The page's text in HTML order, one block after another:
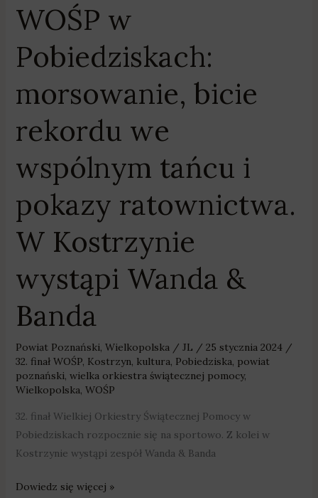
WOŚP w
Pobiedziskach:
morsowanie, bicie
rekordu we
wspólnym tańcu i
pokazy ratownictwa.
W Kostrzynie
wystąpi Wanda &
Banda
Powiat Poznański Wielkopolska / JL / 25 stycznia 2024 /
32. finał WOŚP, Kostrzyn kultura Pobiedziska powiat
poznański wielka orkiestra świątecznej pomocy,
Wielkopolska WOŚP
32. finał Wielkiej Orkiestry Świątecznej Pomocy w
Pobiedziskach rozpocznie się na sportowo. Z kolei w
Kostrzynie wystąpi zespół Wanda & Banda
Kostrzynie
Wanda
Banda
Dowiedz się więcej »